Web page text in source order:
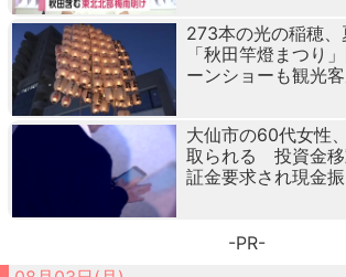
273本の光の稲穂
「秋田竿燈まつり
ーンショーも観光
大仙市の60代女性
取られる 投資金移
証金要求され現金
-PR-